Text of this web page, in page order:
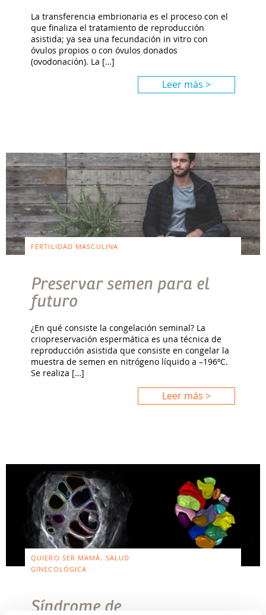
La transferencia embrionaria es el proceso con el
que finaliza el tratamiento de reproducción
asistida; ya sea una fecundación in vitro con
óvulos propios o con óvulos donados
(ovodonación). La […]
Leer más >
FERTILIDAD MASCULINA
Preservar semen para el
futuro
¿En qué consiste la congelación seminal? La
criopreservación espermática es una técnica de
reproducción asistida que consiste en congelar la
muestra de semen en nitrógeno líquido a –196ºC.
Se realiza […]
Leer más >
QUIERO SER MAMÁ, SALUD
GINECOLÓGICA
Síndrome de